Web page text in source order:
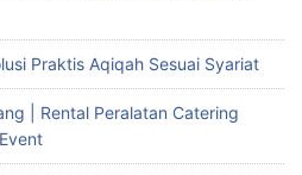
Praktis Aqiqah Sesuai Syariat
| Rental Peralatan Catering